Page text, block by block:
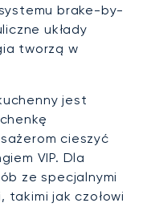
brake-by-
układy
tworzą w
jest
cieszyć
VIP. Dla
ze specjalnymi
takimi jak czołowi